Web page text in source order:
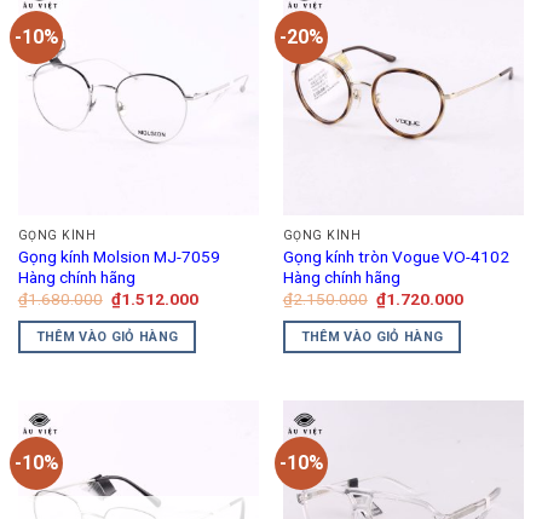
-10%
GỌNG KÍNH
Gọng kính Molsion MJ-7059
Hàng chính hãng
₫1.680.000 Giá
gốc
là:
₫1.680.000.
₫1.512.000Giá
THÊM VÀO GIỎ HÀNG
-20%
GỌNG KÍNH
Gọng kính tròn Vogue VO-4102
Hàng chính hãng
₫2.150.000 Giá
gốc
là:
₫2.150.000.
₫1.720.000Giá
THÊM VÀO GIỎ HÀNG
-10% -10%